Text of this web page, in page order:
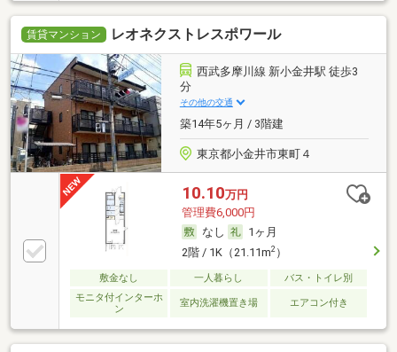
賃貸マンション レオネクストレスポワール
西武多摩川線 新小金井駅 徒歩3
分
その他の交通
築14年5ヶ月 / 3階建
東京都小金井市東町４
10.10万円
管理費6,000円
なし
1ヶ月
2階 / 1K（21.11m2）
敷金なし 一人暮らし
バス・トイレ別
モニタ付インターホ
ン
室内洗濯機置き場 エアコン付き